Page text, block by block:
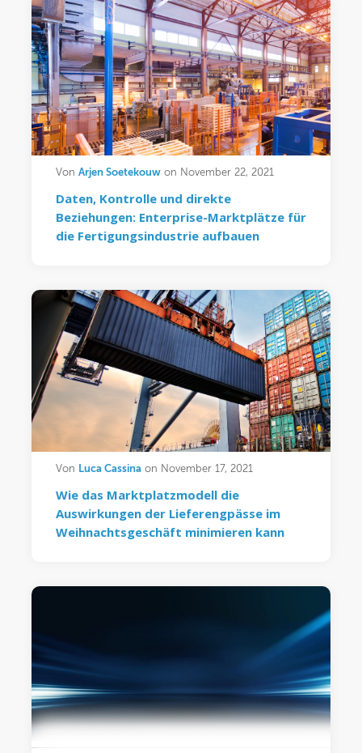
Von Arjen Soetekouwon November 22, 2021
Daten, Kontrolle und direkte
Beziehungen: Enterprise-Marktplätze für
die Fertigungsindustrie aufbauen
Von Luca Cassinaon November 17, 2021
Wie das Marktplatzmodell die
Auswirkungen der Lieferengpässe im
Weihnachtsgeschäft minimieren kann